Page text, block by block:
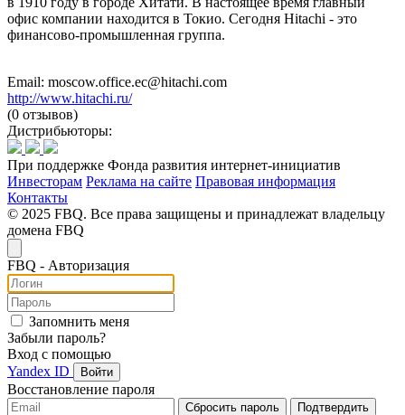
офис компании находится в Токио. Сегодня Hitachi - это
финансово-промышленная группа.
Email: moscow.office.ec@hitachi.com
http://www.hitachi.ru/
(0 отзывов)
Дистрибьюторы:
При поддержке Фонда развития интернет-инициатив
Инвесторам Реклама на сайте Правовая информация
Контакты
© 2025 FBQ. Все права защищены и принадлежат владельцу
домена FBQ
FBQ - Авторизация
Запомнить меня
Забыли пароль?
Вход с помощью
Yandex ID
Войти
Восстановление пароля
Сбросить пароль Подтвердить